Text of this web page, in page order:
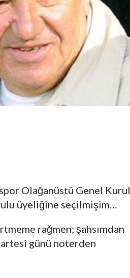
Olağanüstü Genel Kurul
üyeliğine seçilmişim…
rağmen; şahsımdan
günü noterden